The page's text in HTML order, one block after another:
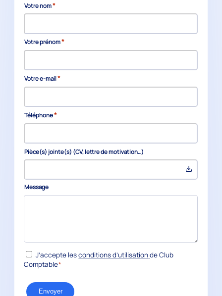
Votre nom*
Votre prénom*
Votre e-mail*
Téléphone*
Pièce(s) jointe(s) (CV, lettre de motivation…)
Message
RGPD*
J’accepte lesconditions d’utilisationde Club
Comptable*
Envoyer